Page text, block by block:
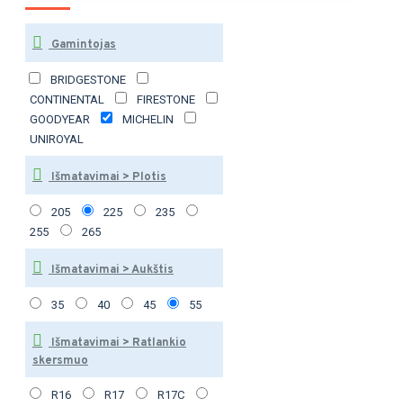
Gamintojas
BRIDGESTONE
CONTINENTAL
FIRESTONE
GOODYEAR
MICHELIN
UNIROYAL
Išmatavimai > Plotis
205 225
235
255
265
Išmatavimai > Aukštis
35 40 45 55
Išmatavimai > Ratlankio
skersmuo
R16 R17
R17C